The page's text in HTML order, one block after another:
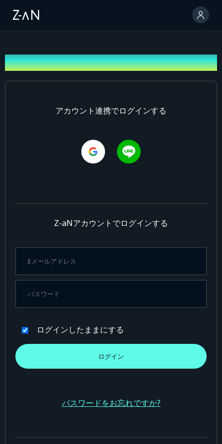
ログイン
アカウント連携でログインする
Z-aNアカウントでログインする
ログインしたままにする
パスワードをお忘れですか?